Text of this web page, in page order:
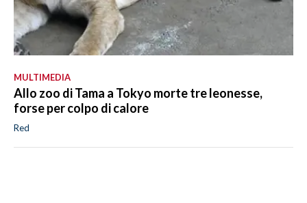
MULTIMEDIA
Allo zoo di Tama a Tokyo morte tre leonesse,
forse per colpo di calore
Red